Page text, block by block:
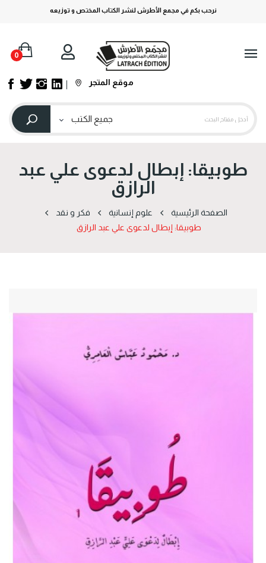
نرحب بكم في مجمع الأطرش لنشر الكتاب المختص و توزيعه
0
موقع المتجر
طوبيقا: إبطال لدعوى علي عبد
الرازق
الصفحة الرئيسية علوم إنسانية
فكر و نقد
طوبيقا: إبطال لدعوى علي عبد الرازق